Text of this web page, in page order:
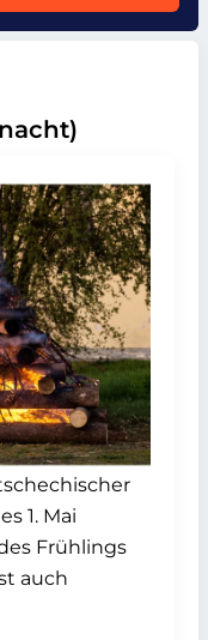
1. Mai
Frühlings
auch